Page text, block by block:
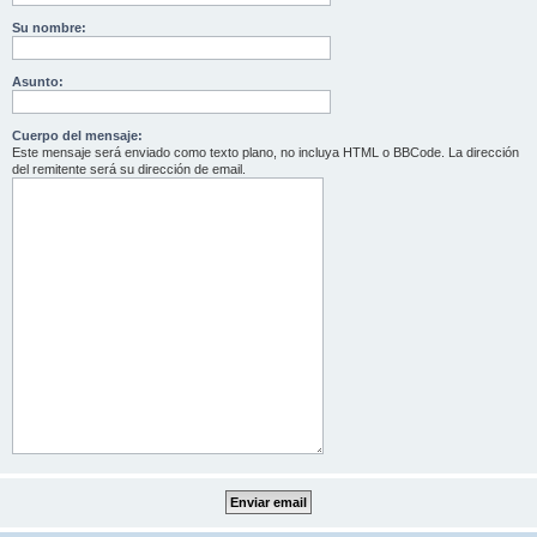
Su nombre:
Asunto:
Cuerpo del mensaje:
Este mensaje será enviado como texto plano, no incluya HTML o BBCode. La dirección
del remitente será su dirección de email.